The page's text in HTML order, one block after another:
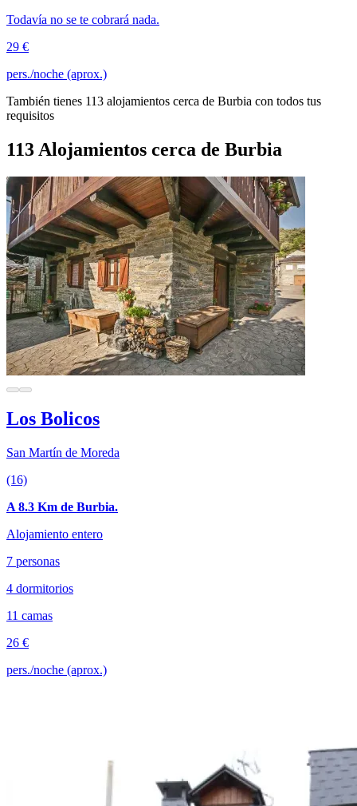
Todavía no se te cobrará nada.
29 €
pers./noche (aprox.)
También tienes 113 alojamientos cerca de Burbia con todos tus
requisitos
113 Alojamientos cerca de Burbia
Los Bolicos
San Martín de Moreda
(16)
A 8.3 Km de Burbia.
Alojamiento entero
7 personas
4 dormitorios
11 camas
26 €
pers./noche (aprox.)